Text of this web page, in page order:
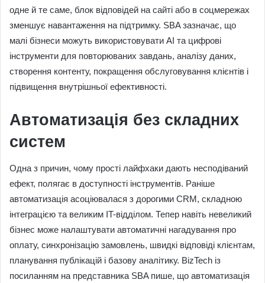
одне й те саме, блок відповідей на сайті або в соцмережах
зменшує навантаження на підтримку. SBA зазначає, що
малі бізнеси можуть використовувати AI та цифрові
інструменти для повторюваних завдань, аналізу даних,
створення контенту, покращення обслуговування клієнтів і
підвищення внутрішньої ефективності.
Автоматизація без складних
систем
Одна з причин, чому прості лайфхаки дають несподіваний
ефект, полягає в доступності інструментів. Раніше
автоматизація асоціювалася з дорогими CRM, складною
інтеграцією та великим IT-відділом. Тепер навіть невеликий
бізнес може налаштувати автоматичні нагадування про
оплату, синхронізацію замовлень, швидкі відповіді клієнтам,
планування публікацій і базову аналітику. BizTech із
посиланням на представника SBA пише, що автоматизація